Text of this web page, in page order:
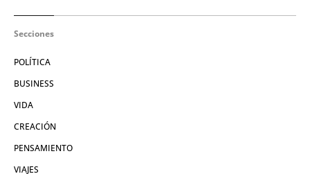
Secciones
POLÍTICA
BUSINESS
VIDA
CREACIÓN
PENSAMIENTO
VIAJES